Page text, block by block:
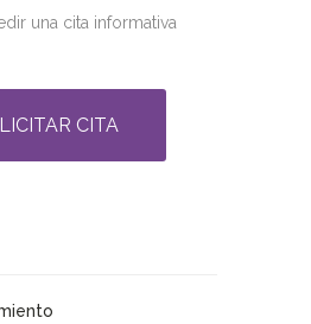
una cita informativa
CITA